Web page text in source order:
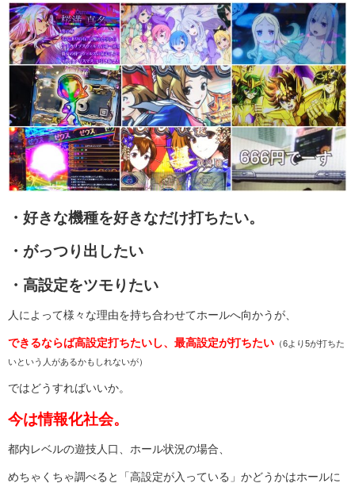
・好きな機種を好きなだけ打ちたい。
・がっつり出したい
・高設定をツモりたい
人によって様々な理由を持ち合わせてホールへ向かうが、
できるならば高設定打ちたいし、最高設定が打ちたい （6より5が打ちた
いという人があるかもしれないが）
ではどうすればいいか。
今は情報化社会。
都内レベルの遊技人口、ホール状況の場合、
めちゃくちゃ調べると「高設定が入っている」かどうかはホールに